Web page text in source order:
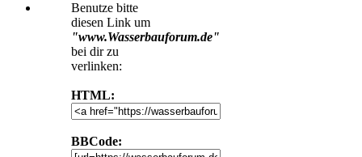
Benutze bitte
diesen Link um
"www.Wasserbauforum.de"
bei dir zu
verlinken:
HTML:
BBCode: